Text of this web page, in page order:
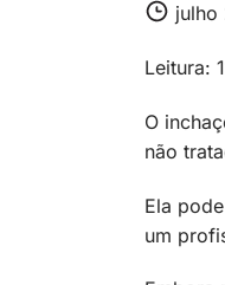
julho
Leitura:
O
não
Ela
um